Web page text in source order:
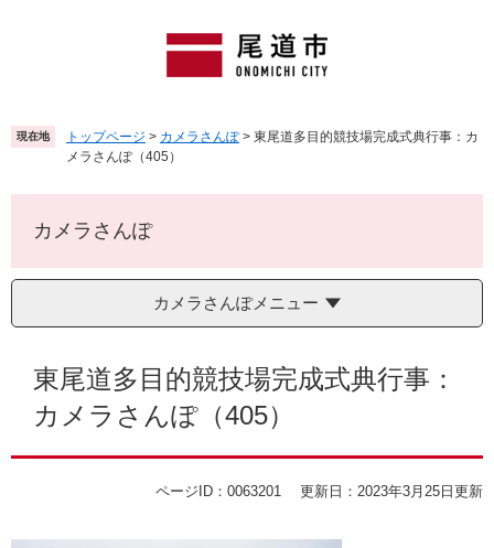
頭
で
。
飛
ば
て
へ
現在地 トップページ > カメラさんぽ > 東尾道多目的競技場完成式典行事：カ
メラさんぽ（405）
カメラさんぽ
カメラさんぽメニュー
東尾道多目的競技場完成式典行事：
カメラさんぽ（405）
ページID：0063201 更新日：2023年3月25日更新